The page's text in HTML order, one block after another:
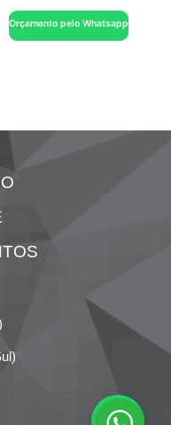
Orçamento pelo Whatsapp